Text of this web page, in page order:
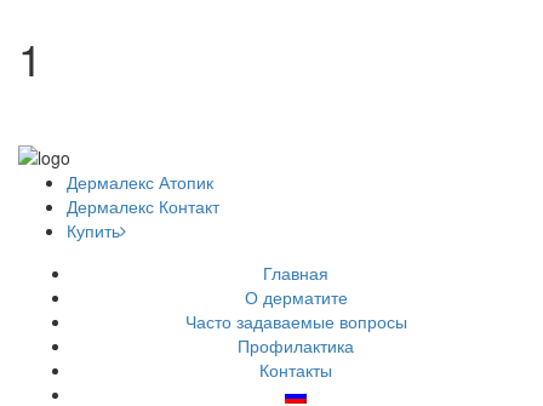
1
Дермалекс Атопик
Дермалекс Контакт
Купить
Главная
О дерматите
Часто задаваемые вопросы
Профилактика
Контакты